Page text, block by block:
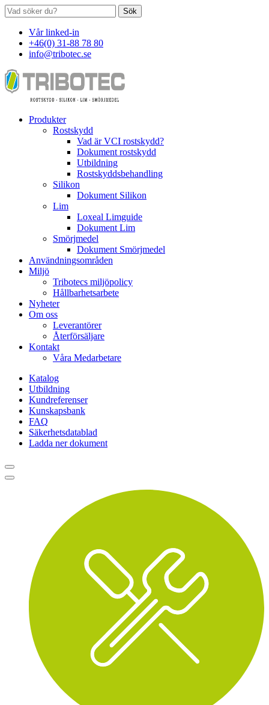
Sök
Vår linked-in
+46(0) 31-88 78 80
info@tribotec.se
Produkter
Rostskydd
Vad är VCI rostskydd?
Dokument rostskydd
Utbildning
Rostskyddsbehandling
Silikon
Dokument Silikon
Lim
Loxeal Limguide
Dokument Lim
Smörjmedel
Dokument Smörjmedel
Användningsområden
Miljö
Tribotecs miljöpolicy
Hållbarhetsarbete
Nyheter
Om oss
Leverantörer
Återförsäljare
Kontakt
Våra Medarbetare
Katalog
Utbildning
Kundreferenser
Kunskapsbank
FAQ
Säkerhetsdatablad
Ladda ner dokument